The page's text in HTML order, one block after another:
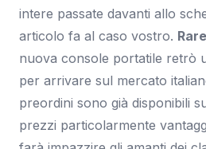
intere passate davanti allo
articolo fa al caso vostro.
nuova console portatile retrò
per arrivare sul mercato
preordini sono già disponibili
prezzi particolarmente